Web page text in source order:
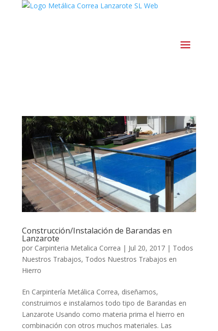
Construcción/Instalación de Barandas en
Lanzarote
por Carpinteria Metalica Correa | Jul 20, 2017| Todos
Nuestros Trabajos, Todos Nuestros Trabajos en
Hierro
En Carpintería Metálica Correa, diseñamos,
construimos e instalamos todo tipo de Barandas en
Lanzarote Usando como materia prima el hierro en
combinación con otros muchos materiales. Las